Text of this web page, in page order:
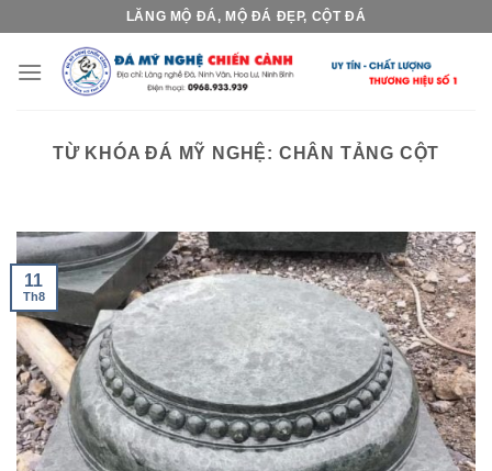
content
LĂNG MỘ ĐÁ, MỘ ĐÁ ĐẸP, CỘT ĐÁ
TỪ KHÓA ĐÁ MỸ NGHỆ: CHÂN TẢNG CỘT
11
Th8